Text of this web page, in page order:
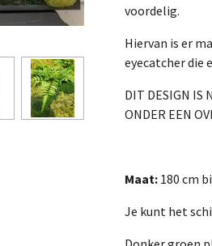
voordelig.
Hiervan is er
eyecatcher die
DIT DESIGN IS
ONDER EEN
Maat: 180 cm
Je kunt het